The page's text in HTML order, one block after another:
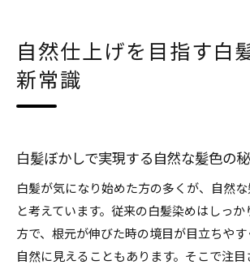
自然仕上げを目指す白
新常識
白髪ぼかしで実現する自然な髪色の
白髪が気になり始めた方の多くが、自然
と考えています。従来の白髪染めはしっ
方で、根元が伸びた時の境目が目立ちや
自然に見えることもあります。そこで注